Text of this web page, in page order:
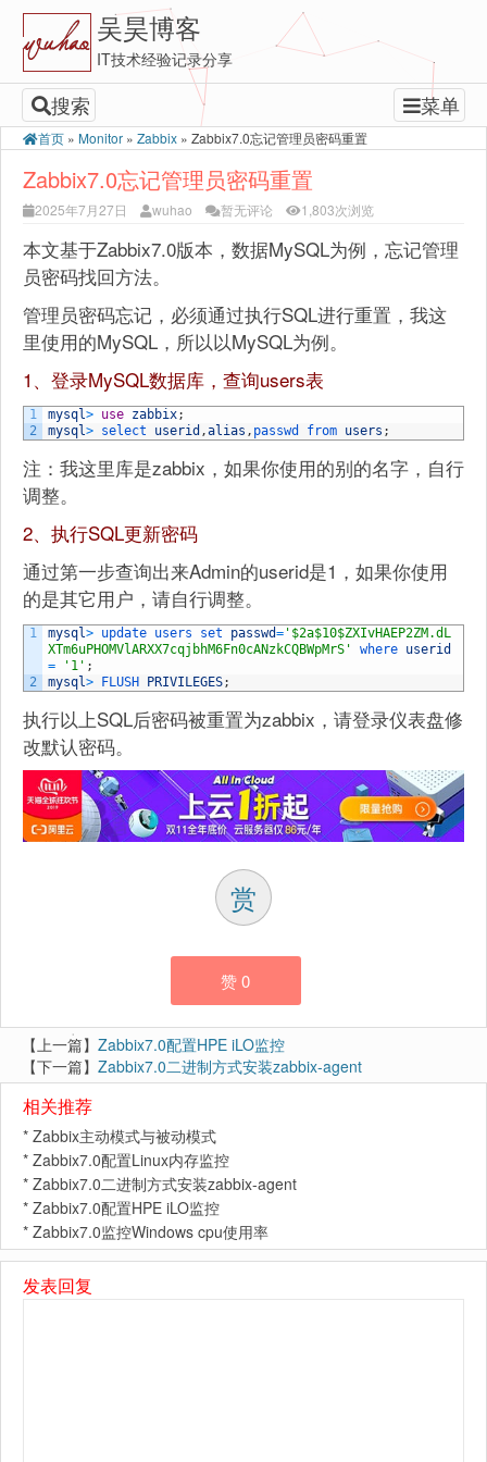
吴昊博客
IT技术经验记录分享
搜索 菜单
首页 » Monitor » Zabbix » Zabbix7.0忘记管理员密码重置
Zabbix7.0忘记管理员密码重置
2025年7月27日 wuhao 暂无评论 1,803次浏览
本文基于Zabbix7.0版本，数据MySQL为例，忘记管理
员密码找回方法。
管理员密码忘记，必须通过执行SQL进行重置，我这
里使用的MySQL，所以以MySQL为例。
1、登录MySQL数据库，查询users表
1
2
mysql> use zabbix;
mysql> select userid ,alias , passwd from users ;
注：我这里库是zabbix，如果你使用的别的名字，自行
调整。
2、执行SQL更新密码
通过第一步查询出来Admin的userid是1，如果你使用
的是其它用户，请自行调整。
1
2
mysql> update users set passwd= '$2a$10$ZXIvHAEP2ZM.dL
XTm6uPHOMVlARXX7cqjbhM6Fn0cANzkCQBWpMrS'
where userid
=
'1' ;
mysql> FLUSH PRIVILEGES;
执行以上SQL后密码被重置为zabbix，请登录仪表盘修
改默认密码。
赏
赞0
【上一篇】 Zabbix7.0配置HPE iLO监控
【下一篇】 Zabbix7.0二进制方式安装zabbix-agent
相关推荐
* Zabbix主动模式与被动模式
* Zabbix7.0配置Linux内存监控
* Zabbix7.0二进制方式安装zabbix-agent
* Zabbix7.0配置HPE iLO监控
* Zabbix7.0监控Windows cpu使用率
发表回复